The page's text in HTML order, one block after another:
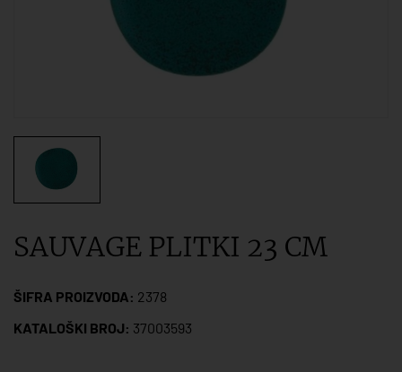
SAUVAGE PLITKI 23 CM
ŠIFRA PROIZVODA: 2378
KATALOŠKI BROJ: 37003593